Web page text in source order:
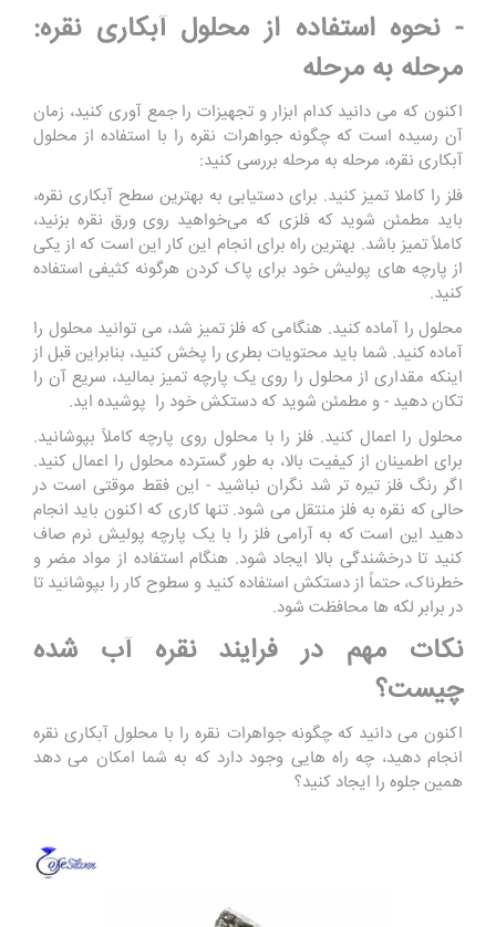
- نحوه استفاده از محلول آبکاری نقره:
مرحله به مرحله
اکنون که می دانید کدام ابزار و تجهیزات را جمع آوری کنید، زمان
آن رسیده است که چگونه جواهرات نقره را با استفاده از محلول
آبکاری نقره، مرحله به مرحله بررسی کنید:
فلز را کاملا تمیز کنید. برای دستیابی به بهترین سطح آبکاری نقره،
باید مطمئن شوید که فلزی که می‌خواهید روی ورق نقره بزنید،
کاملاً تمیز باشد. بهترین راه برای انجام این کار این است که از یکی
از پارچه های پولیش خود برای پاک کردن هرگونه کثیفی استفاده
کنید.
محلول را آماده کنید. هنگامی که فلز تمیز شد، می توانید محلول را
آماده کنید. شما باید محتویات بطری را پخش کنید، بنابراین قبل از
اینکه مقداری از محلول را روی یک پارچه تمیز بمالید، سریع آن را
تکان دهید - و مطمئن شوید که دستکش خود را پوشیده اید.
محلول را اعمال کنید. فلز را با محلول روی پارچه کاملاً بپوشانید.
برای اطمینان از کیفیت بالا، به طور گسترده محلول را اعمال کنید.
اگر رنگ فلز تیره تر شد نگران نباشید - این فقط موقتی است در
حالی که نقره به فلز منتقل می شود. تنها کاری که اکنون باید انجام
دهید این است که به آرامی فلز را با یک پارچه پولیش نرم صاف
کنید تا درخشندگی بالا ایجاد شود. هنگام استفاده از مواد مضر و
خطرناک، حتماً از دستکش استفاده کنید و سطوح کار را بپوشانید تا
در برابر لکه ها محافظت شود.
نکات مهم در فرایند نقره آب شده
چیست؟
اکنون می دانید که چگونه جواهرات نقره را با محلول آبکاری نقره
انجام دهید، چه راه هایی وجود دارد که به شما امکان می دهد
همین جلوه را ایجاد کنید؟